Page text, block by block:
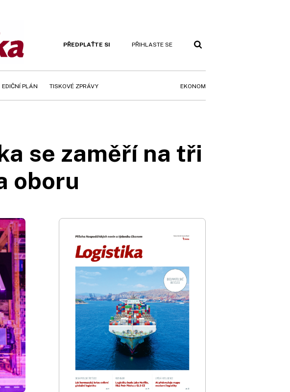
PŘEDPLAŤTE SI PŘIHLASTE SE
EDIČNÍ PLÁN TISKOVÉ ZPRÁVY EKONOM
se zaměří na tři
oboru